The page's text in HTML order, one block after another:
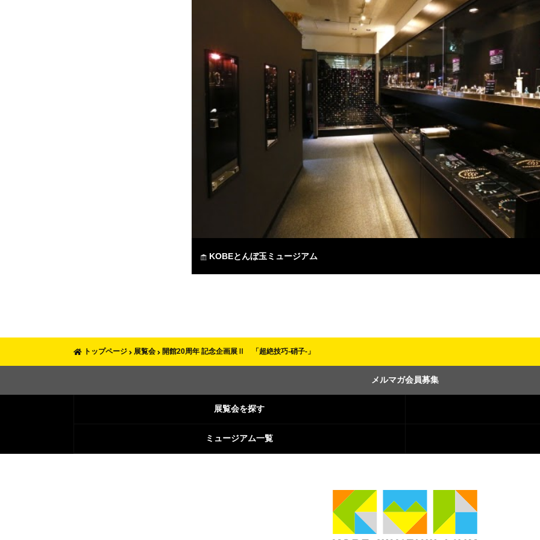
KOBEとんぼ玉ミュージアム
トップページ 展覧会 開館20周年 記念企画展Ⅱ 「超絶技巧-硝子-」
メルマガ会員募集
展覧会を探す
ミュージアム一覧